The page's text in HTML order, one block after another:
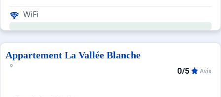
Ce logement de 70m² bénéficie d'un balcon, d'une
WiFi
Appartement La Vallée Blanche
0/5 Avis